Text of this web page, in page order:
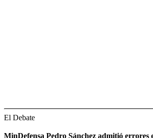
El Debate
MinDefensa Pedro Sánchez admitió errores